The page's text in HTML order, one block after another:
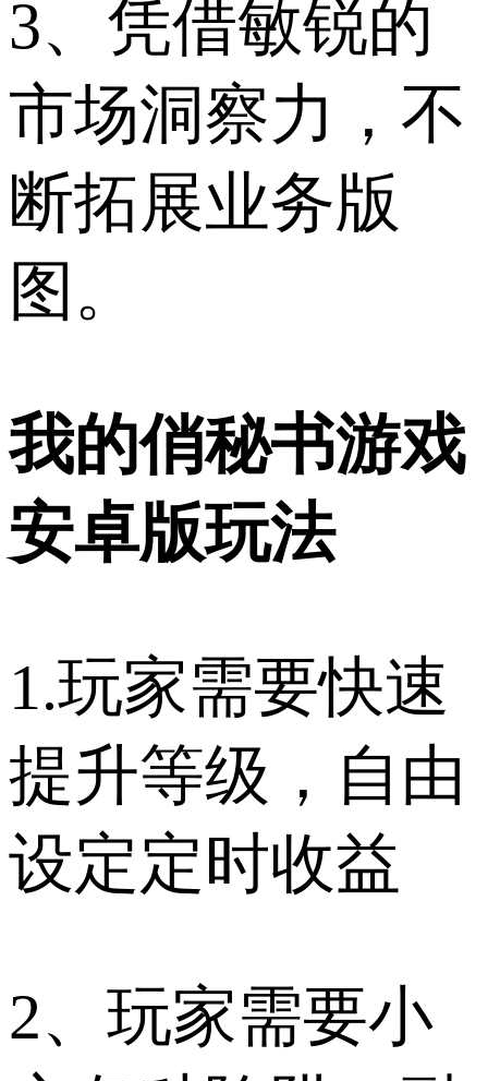
3、凭借敏锐的
市场洞察力，不
断拓展业务版
图。
我的俏秘书游戏
安卓版玩法
1.玩家需要快速
提升等级，自由
设定定时收益
2、玩家需要小